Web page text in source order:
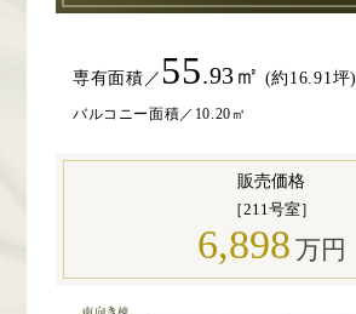
専有面積／ 55.93㎡ (約16.91坪)
バルコニー面積／10.20㎡
販売価格
［211号室］
6,898 万円